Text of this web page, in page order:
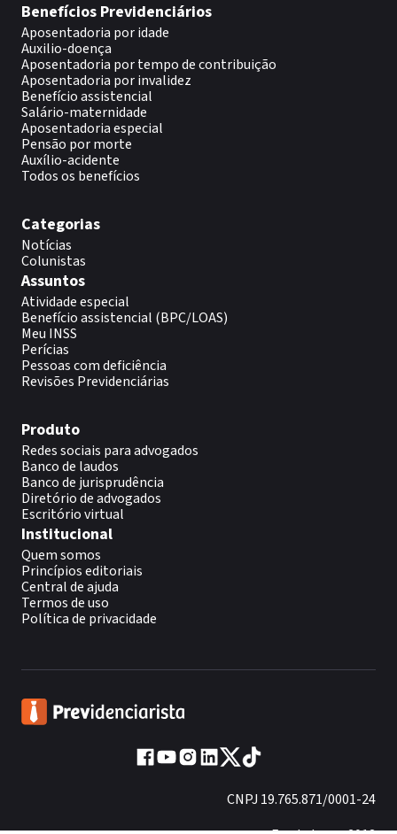
Benefícios Previdenciários
Aposentadoria por idade
Auxilio-doença
Aposentadoria por tempo de contribuição
Aposentadoria por invalidez
Benefício assistencial
Salário-maternidade
Aposentadoria especial
Pensão por morte
Auxílio-acidente
Todos os benefícios
Categorias
Notícias
Colunistas
Assuntos
Atividade especial
Benefício assistencial (BPC/LOAS)
Meu INSS
Perícias
Pessoas com deficiência
Revisões Previdenciárias
Produto
Redes sociais para advogados
Banco de laudos
Banco de jurisprudência
Diretório de advogados
Escritório virtual
Institucional
Quem somos
Princípios editoriais
Central de ajuda
Termos de uso
Política de privacidade
CNPJ 19.765.871/0001-24